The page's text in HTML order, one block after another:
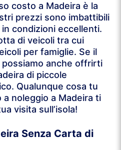
costo a Madeira è la
prezzi sono imbattibili
condizioni eccellenti.
di veicoli tra cui
per famiglie. Se il
anche offrirti
di piccole
Qualunque cosa tu
noleggio a Madeira ti
visita sull’isola!
Senza Carta di